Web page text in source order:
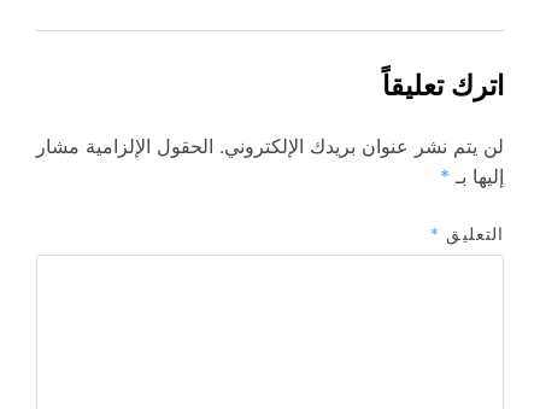
اترك تعليقاً
لن يتم نشر عنوان بريدك الإلكتروني. الحقول الإلزامية مشار
إليها بـ *
التعليق *